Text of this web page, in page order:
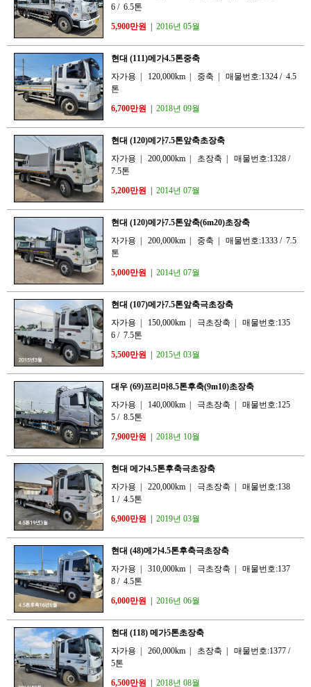
6 / 6.5톤
5,900만원
2016년 05월
현대 (111)메가4.5톤중축
자가용
120,000km 중축 매물번호:1324 / 4.5
톤
6,700만원
2018년 09월
현대 (120)메가7.5톤앞축초장축
자가용
200,000km 초장축 매물번호:1328 /
7.5톤
5,200만원
2014년 07월
현대 (120)메가7.5톤앞축(6m20)초장축
자가용
200,000km 중축 매물번호:1333 / 7.5
톤
5,000만원
2014년 07월
현대 (107)메가7.5톤앞축극초장축
자가용
150,000km 극초장축
매물번호:135
6 / 7.5톤
5,500만원
2015년 03월
대우 (69)프리마8.5톤후축(9m10)초장축
자가용
140,000km 극초장축
매물번호:125
5 / 8.5톤
7,900만원
2018년 10월
현대 메가4.5톤후축극초장축
자가용
220,000km 극초장축
매물번호:138
1 / 4.5톤
6,900만원
2019년 03월
현대 (48)메가4.5톤후축극초장축
자가용
310,000km 극초장축
매물번호:137
8 / 4.5톤
6,000만원
2016년 06월
현대 (118) 메가5톤초장축
자가용
260,000km 초장축 매물번호:1377 /
5톤
6,500만원
2018년 08월